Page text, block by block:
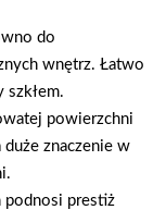
do
wnętrz. Łatwo
szkłem.
powierzchni
znaczenie w
podnosi prestiż